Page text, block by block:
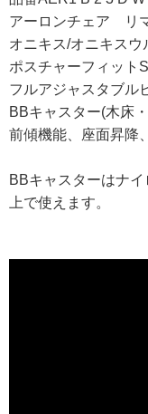
アーロンチェア リ
オニキス/オニキスウ
ポスチャーフィット
フルアジャスタブル
BBキャスター(木床
前傾機能、座面昇降
BBキャスターはナ
上で使えます。